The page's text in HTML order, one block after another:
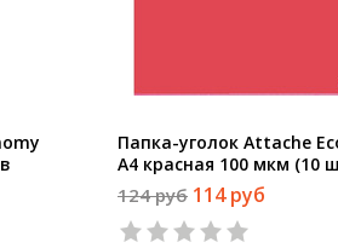
Папка-уголок Attache
A4 красная 100 мкм (10
упаковке)
124 руб 114 руб